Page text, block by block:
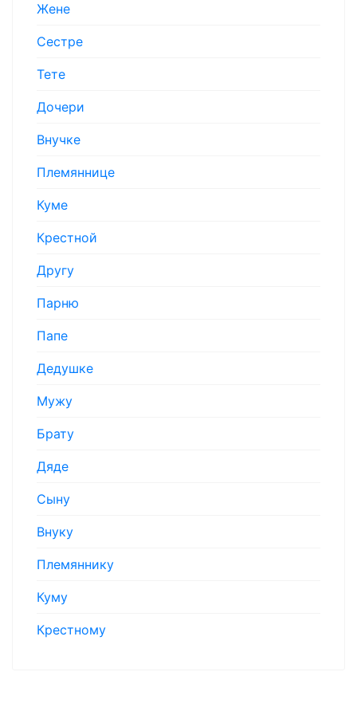
Жене
Сестре
Тете
Дочери
Внучке
Племяннице
Куме
Крестной
Другу
Парню
Папе
Дедушке
Мужу
Брату
Дяде
Сыну
Внуку
Племяннику
Куму
Крестному